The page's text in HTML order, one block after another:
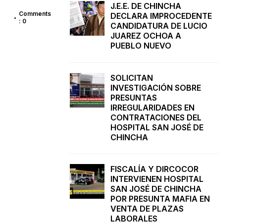
• Comments
: 0
J.E.E. DE CHINCHA
DECLARA IMPROCEDENTE
CANDIDATURA DE LUCIO
JUAREZ OCHOA A
PUEBLO NUEVO
SOLICITAN
INVESTIGACIÓN SOBRE
PRESUNTAS
IRREGULARIDADES EN
CONTRATACIONES DEL
HOSPITAL SAN JOSÉ DE
CHINCHA
FISCALÍA Y DIRCOCOR
INTERVIENEN HOSPITAL
SAN JOSÉ DE CHINCHA
POR PRESUNTA MAFIA EN
VENTA DE PLAZAS
LABORALES